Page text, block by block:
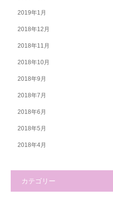
2019年1月
2018年12月
2018年11月
2018年10月
2018年9月
2018年7月
2018年6月
2018年5月
2018年4月
カテゴリー